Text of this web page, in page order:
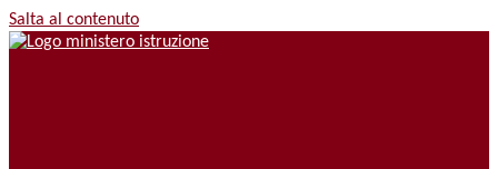
Salta al contenuto